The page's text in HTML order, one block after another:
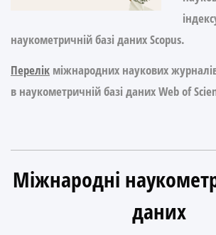
наукометричній базі даних Scopus.
Перелік міжнародних наукових
в наукометричній базі даних Web of
Міжнародні
даних